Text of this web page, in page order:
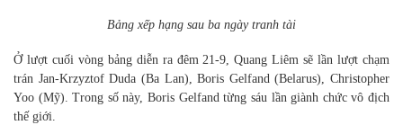
Bảng xếp hạng sau ba ngày tranh tài
Ở lượt cuối vòng bảng diễn ra đêm 21-9, Quang Liêm sẽ lần lượt chạm
trán Jan-Krzyztof Duda (Ba Lan), Boris Gelfand (Belarus), Christopher
Yoo (Mỹ). Trong số này, Boris Gelfand từng sáu lần giành chức vô địch
thế giới.